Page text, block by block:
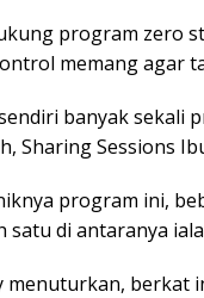
program zero
memang agar
banyak sekali
Sharing Sessions
program ini,
satu di antaranya
menuturkan, berkat